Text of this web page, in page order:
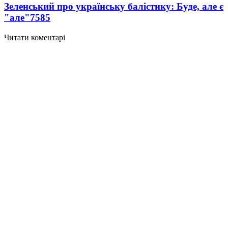
Зеленський про українську балістику: Буде, але є
"але"7585
Читати коментарі